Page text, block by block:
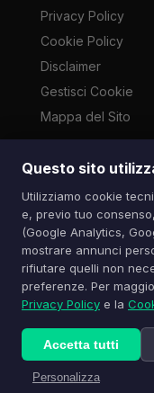
Questo sito
Utilizziamo cookie
e, previo tuo
(Google Analytics,
mostrare annunci
rifiutare quelli non
preferenze. Per
Privacy Policy e la
Accetta tutti
Personalizza
Privacy Policy
Cookie Policy
Disclaimer
Gestisci Cookie
Mappa del Sito
Le immagini
cronaca ai
© 2026 Spazio